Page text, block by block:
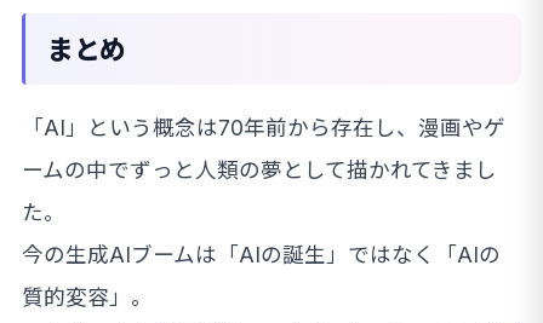
まとめ
「AI」という概念は70年前から存在し、漫画やゲ
ームの中でずっと人類の夢として描かれてきまし
た。
今の生成AIブームは「AIの誕生」ではなく「AIの
質的変容」。